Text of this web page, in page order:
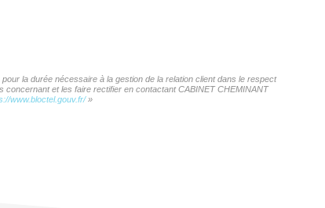
la durée nécessaire à la gestion de la relation client dans le respect
et les faire rectifier en contactant CABINET CHEMINANT
www.bloctel.gouv.fr/»